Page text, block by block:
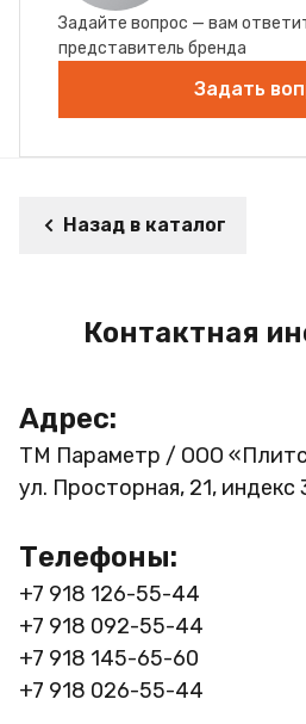
Задайте вопрос — вам
представитель бренда
Задать
Назад в каталог
Контактная
Адрес:
ТМ Параметр / ООО
ул. Просторная, 21, индекс
Телефоны:
+7 918 126-55-44
+7 918 092-55-44
+7 918 145-65-60
+7 918 026-55-44